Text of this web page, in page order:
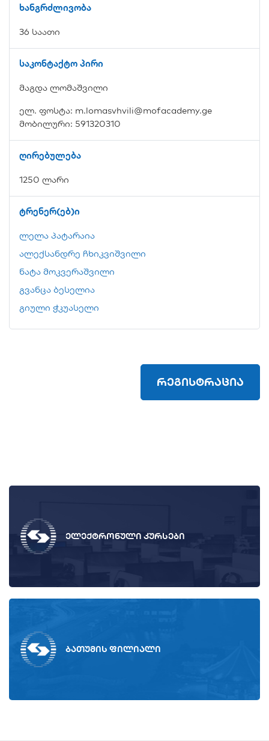
ხანგრძლივობა
36 საათი
საკონტაქტო პირი
მაგდა ლომაშვილი
ელ. ფოსტა: m.lomasvhvili@mofacademy.ge
მობილური: 591320310
ღირებულება
1250 ლარი
ტრენერ(ებ)ი
ლელა პატარაია
ალექსანდრე ჩხიკვიშვილი
ნატა მოკვერაშვილი
გვანცა ბესელია
გიული ჭკუასელი
რეგისტრაცია
ელექტრონული კურსები
ბათუმის ფილიალი